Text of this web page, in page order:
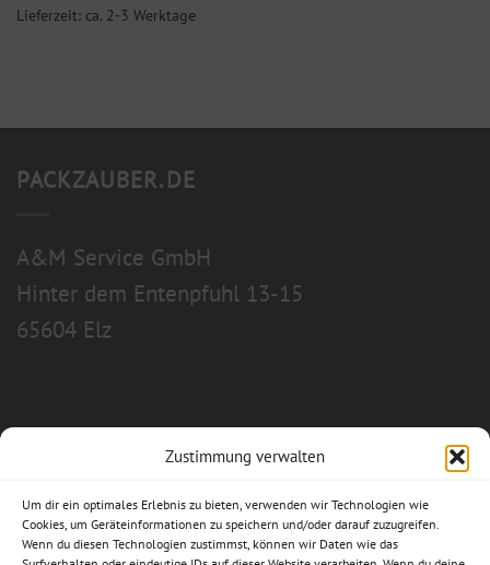
Zustimmung verwalten
Um dir ein optimales Erlebnis zu bieten, verwenden wir Technologien wie
Cookies, um Geräteinformationen zu speichern und/oder darauf zuzugreifen.
Wenn du diesen Technologien zustimmst, können wir Daten wie das
Lieferzeit: ca. 2-3 Werktage
PACKZAUBER.DE
A&M Service GmbH
Hinter dem Entenpfuhl 13-15
65604 Elz
Allgemeine Geschäftsbedingungen
Impressum